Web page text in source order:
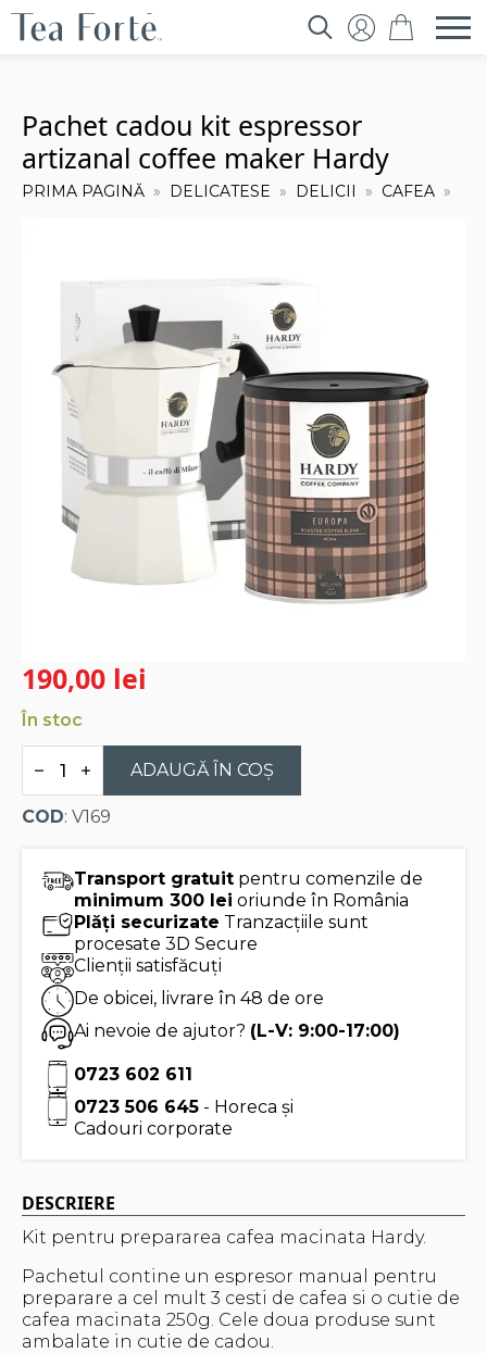
Pachet cadou kit espressor
artizanal coffee maker Hardy
PRIMA PAGINĂ DELICATESE DELICII CAFEA
190,00 lei
În stoc
Cantitate
Pachet
kit
espressor
maker
Hardy
ADAUGĂ ÎN COȘ
COD: V169
Transport gratuit pentru comenzile de
minimum 300 lei oriunde în România
Plăți securizate Tranzacțiile sunt
procesate 3D Secure
Clienții satisfăcuți
De obicei, livrare în 48 de ore
Ai nevoie de ajutor? (L-V: 9:00-17:00)
0723 602 611
0723 506 645 - Horeca și
Cadouri corporate
DESCRIERE
Kit pentru prepararea cafea macinata Hardy.
Pachetul contine un espresor manual pentru
preparare a cel mult 3 cesti de cafea si o cutie de
cafea macinata 250g. Cele doua produse sunt
ambalate in cutie de cadou.